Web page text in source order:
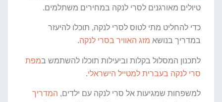
טיולים מאורגנים לסרי לנקה במחירים משתלמים.
כדי להחליט מתי לטוס לסרי לנקה, תוכלו להיעזר
במדריך בנושא מזג האוויר בסרי לנקה.
לתכנון המסלול בקלות וביעילות תוכלו להשתמש במפת
סרי לנקה בעברית למטייל הישראלי.
למשפחות שמגיעות אל סרי לנקה עם ילדים, המדריך